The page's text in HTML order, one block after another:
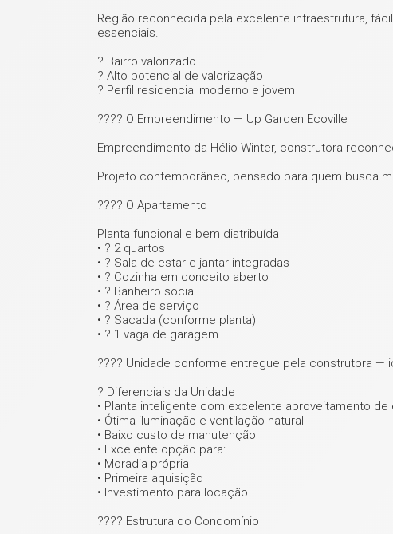
Região reconhecida pela excelente infraestrutura,
essenciais.
? Bairro valorizado
? Alto potencial de valorização
? Perfil residencial moderno e jovem
???? O Empreendimento — Up Garden Ecoville
Empreendimento da Hélio Winter, construtora
Projeto contemporâneo, pensado para quem busca
???? O Apartamento
Planta funcional e bem distribuída
• ? 2 quartos
• ? Sala de estar e jantar integradas
• ? Cozinha em conceito aberto
• ? Banheiro social
• ? Área de serviço
• ? Sacada (conforme planta)
• ? 1 vaga de garagem
???? Unidade conforme entregue pela construtora —
? Diferenciais da Unidade
• Planta inteligente com excelente aproveitamento de
• Ótima iluminação e ventilação natural
• Baixo custo de manutenção
• Excelente opção para:
• Moradia própria
• Primeira aquisição
• Investimento para locação
???? Estrutura do Condomínio